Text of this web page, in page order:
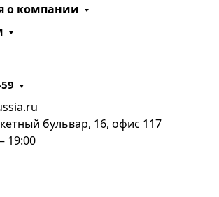
о компании
бульвар, 16, офис 117
19:00